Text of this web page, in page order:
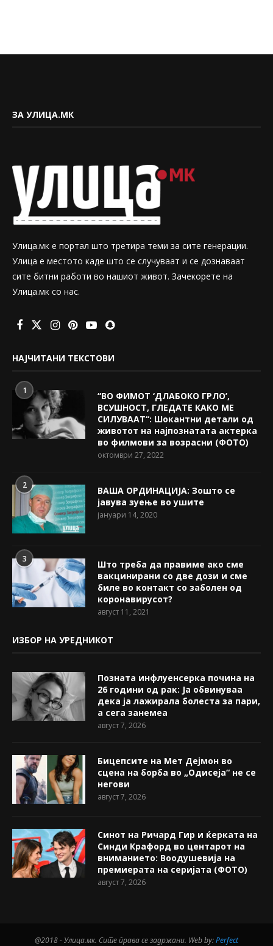
ЗА УЛИЦА.МК
Улица.мк е портал што третира теми за сите генерации.
Улица е местото каде што се случуваат и се дознаваат
сите битни работи во нашиот живот. Зачекорете на
Улица.мк со нас.
НАЈЧИТАНИ ТЕКСТОВИ
1
“ВО ФИМОТ ‘ДЛАБОКО ГРЛО’,
ВСУШНОСТ, ГЛЕДАТЕ КАКО МЕ
СИЛУВААТ“: Шокантни детали од
животот на најпознатата актерка
во филмови за возрасни (ФОТО)
октомври 27, 2022
2
ВАША ОРДИНАЦИЈА: Зошто се
јавува зуење во ушите
јануари 14, 2020
3
Што треба да правиме ако сме
вакцинирани со две дози и сме
биле во контакт со заболен од
коронавирусот?
август 11, 2021
ИЗБОР НА УРЕДНИКОТ
Позната инфлуенсерка почина на
26 години од рак: Ја обвинуваа
дека ја лажирала болеста за пари,
а сега занемеа
август 7, 2026
Бицепсите на Мет Дејмон во
сцена на борба во „Одисеја“ не се
негови
август 7, 2026
Синот на Ричард Гир и ќерката на
Синди Крафорд во центарот на
вниманието: Воодушевија на
премиерата на серијата (ФОТО)
август 7, 2026
@2018 - Улица.мк. Сите права се задржани. Web by:Perfect